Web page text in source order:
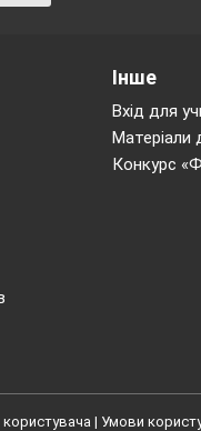
для
лише
А-Р, Р-А не
триплети –
наявності
від одного
Інше
Вхід для
Матеріали
Конкурс
користувача | Умови